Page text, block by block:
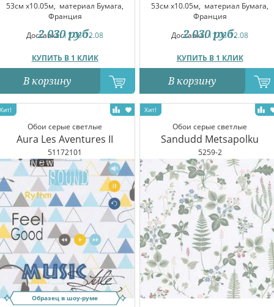
53см x10.05м, материал Бумага,
Франция
Доставка:11.08-12.08
КУПИТЬ В 1 КЛИК
2 030 руб.
В корзину
53см x10.05м, материал Бумага,
Франция
Доставка:11.08-12.08
КУПИТЬ В 1 КЛИК
2 030 руб.
В корзину
Обои серые светлые
Aura Les Aventures II
51172101
Образец в шоу-руме
Обои серые светлые
Sandudd Metsapolku
5259-2